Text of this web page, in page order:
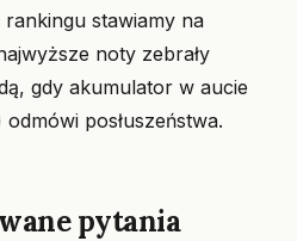
stawiamy na
noty zebrały
gdy akumulator w aucie
posłuszeństwa.
pytania